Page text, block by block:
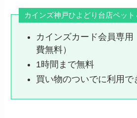
カインズ神戸ひよどり台店ペッ
カインズカード会員専用
費無料）
1時間まで無料
買い物のついでに利用で